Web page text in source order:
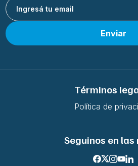
Enviar
Términos
Política de
Seguinos en las